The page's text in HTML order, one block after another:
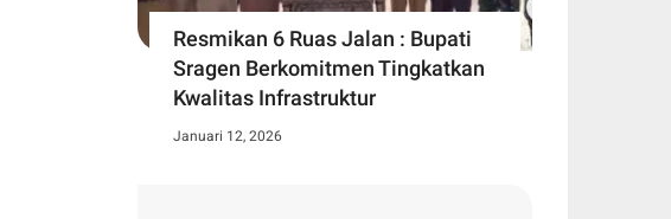
Resmikan 6 Ruas Jalan : Bupati
Sragen Berkomitmen Tingkatkan
Kwalitas Infrastruktur
Januari 12, 2026